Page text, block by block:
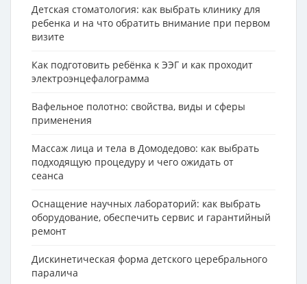
Детская стоматология: как выбрать клинику для
ребенка и на что обратить внимание при первом
визите
Как подготовить ребёнка к ЭЭГ и как проходит
электроэнцефалограмма
Вафельное полотно: свойства, виды и сферы
применения
Массаж лица и тела в Домодедово: как выбрать
подходящую процедуру и чего ожидать от
сеанса
Оснащение научных лабораторий: как выбрать
оборудование, обеспечить сервис и гарантийный
ремонт
Дискинетическая форма детского церебрального
паралича